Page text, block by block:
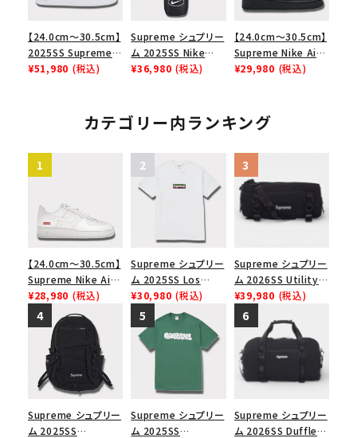
【24.0cm～30.5cm】
2025SS Supreme
GOODENOUGH
ムグッドイナフ ナイキ
エアフォース１スニー
¥51,980 (税込)
Supreme シュプリー
ム 2025SS Nike
Leather Shoulder
ク 黒
¥36,980 (税込)
【24.0cm～30.5cm】
Supreme Nike Air
Force 1 Low シュプ
ューズ ブラック
¥29,980 (税込)
カテゴリー内ランキング
【24.0cm～30.5cm】
Supreme Nike Air
Force 1 Low シュプ
リーム ナイキエアフォ
ース１スニーカー シ
ューズ ホワイト
¥28,980 (税込)
Supreme シュプリー
ム 2025SS Los
Angeles Fire Relief
Box Logo Tee ファ
イヤーリリーフボック
スロゴTシャツ ホワ
¥30,980 (税込)
Supreme シュプリー
ム 2026SS Utility
Bag ユーティリティ
バッグ ブラック
¥39,980 (税込)
Supreme シュプリー
ム 2025SS
Supreme シュプリー
ム 2025SS
Supreme シュプリー
ム 2026SS Duffle